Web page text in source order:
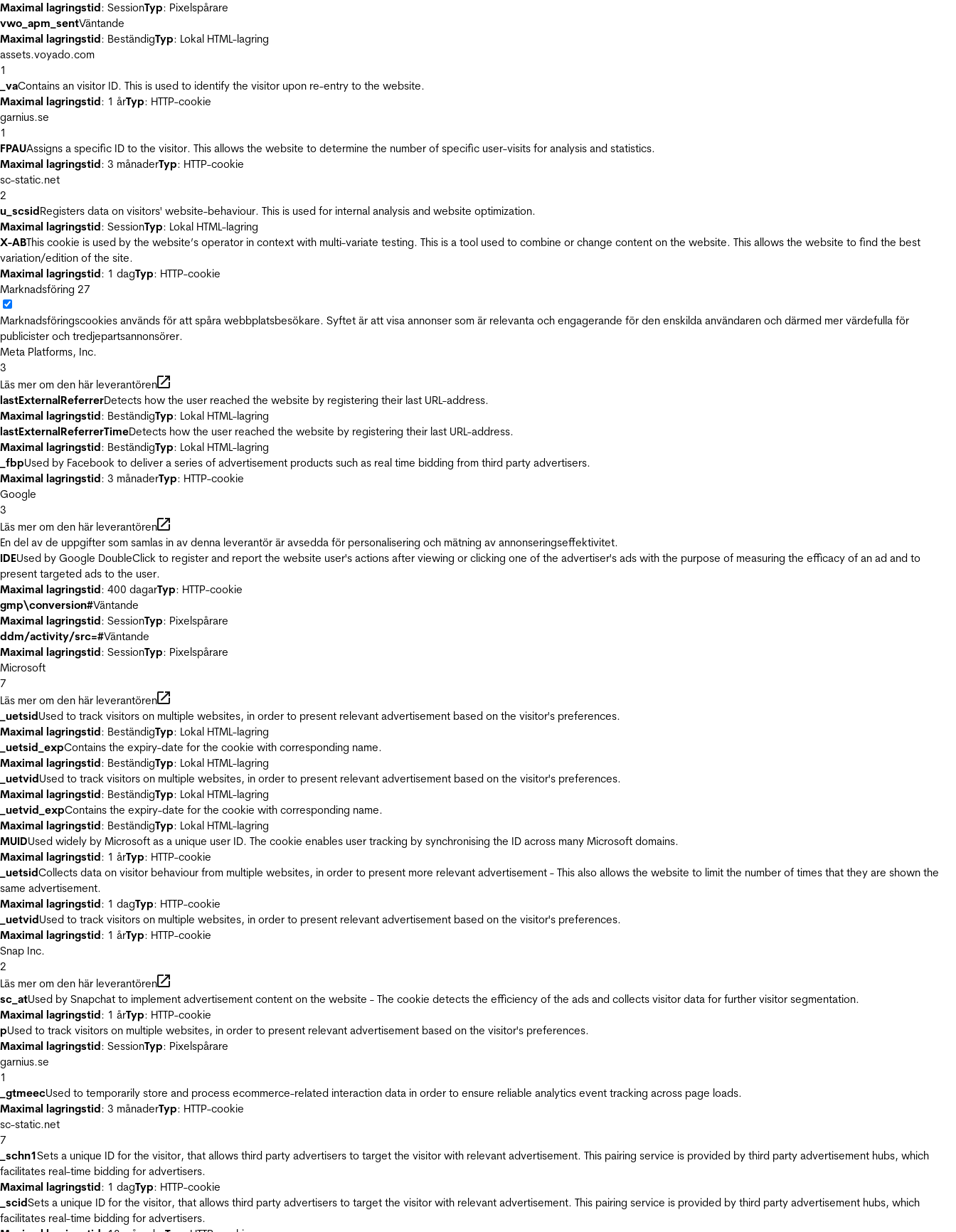
Maximal lagringstid: SessionTyp: Pixelspårare
vwo_apm_sentVäntande
Maximal lagringstid: BeständigTyp: Lokal HTML-lagring
assets.voyado.com
1
_vaContains an visitor ID. This is used to identify the visitor upon re-entry to the website.
Maximal lagringstid: 1 årTyp: HTTP-cookie
garnius.se
1
FPAUAssigns a specific ID to the visitor. This allows the website to determine the number of specific user-visits for analysis and statistics.
Maximal lagringstid: 3 månaderTyp: HTTP-cookie
sc-static.net
2
u_scsidRegisters data on visitors' website-behaviour. This is used for internal analysis and website optimization.
Maximal lagringstid: SessionTyp: Lokal HTML-lagring
X-ABThis cookie is used by the website’s operator in context with multi-variate testing. This is a tool used to combine or change content on the website. This allows the website to find the best
variation/edition of the site.
Maximal lagringstid: 1 dagTyp: HTTP-cookie
Marknadsföring 27
Marknadsföringscookies används för att spåra webbplatsbesökare. Syftet är att visa annonser som är relevanta och engagerande för den enskilda användaren och därmed mer värdefulla för
publicister och tredjepartsannonsörer.
Meta Platforms, Inc.
3
Läs mer om den här leverantören
lastExternalReferrerDetects how the user reached the website by registering their last URL-address.
Maximal lagringstid: BeständigTyp: Lokal HTML-lagring
lastExternalReferrerTimeDetects how the user reached the website by registering their last URL-address.
Maximal lagringstid: BeständigTyp: Lokal HTML-lagring
_fbpUsed by Facebook to deliver a series of advertisement products such as real time bidding from third party advertisers.
Maximal lagringstid: 3 månaderTyp: HTTP-cookie
Google
3
Läs mer om den här leverantören
En del av de uppgifter som samlas in av denna leverantör är avsedda för personalisering och mätning av annonseringseffektivitet.
IDEUsed by Google DoubleClick to register and report the website user's actions after viewing or clicking one of the advertiser's ads with the purpose of measuring the efficacy of an ad and to
present targeted ads to the user.
Maximal lagringstid: 400 dagarTyp: HTTP-cookie
gmp\conversion#Väntande
Maximal lagringstid: SessionTyp: Pixelspårare
ddm/activity/src=#Väntande
Maximal lagringstid: SessionTyp: Pixelspårare
Microsoft
7
Läs mer om den här leverantören
_uetsidUsed to track visitors on multiple websites, in order to present relevant advertisement based on the visitor's preferences.
Maximal lagringstid: BeständigTyp: Lokal HTML-lagring
_uetsid_expContains the expiry-date for the cookie with corresponding name.
Maximal lagringstid: BeständigTyp: Lokal HTML-lagring
_uetvidUsed to track visitors on multiple websites, in order to present relevant advertisement based on the visitor's preferences.
Maximal lagringstid: BeständigTyp: Lokal HTML-lagring
_uetvid_expContains the expiry-date for the cookie with corresponding name.
Maximal lagringstid: BeständigTyp: Lokal HTML-lagring
MUIDUsed widely by Microsoft as a unique user ID. The cookie enables user tracking by synchronising the ID across many Microsoft domains.
Maximal lagringstid: 1 årTyp: HTTP-cookie
_uetsidCollects data on visitor behaviour from multiple websites, in order to present more relevant advertisement - This also allows the website to limit the number of times that they are shown the
same advertisement.
Maximal lagringstid: 1 dagTyp: HTTP-cookie
_uetvidUsed to track visitors on multiple websites, in order to present relevant advertisement based on the visitor's preferences.
Maximal lagringstid: 1 årTyp: HTTP-cookie
Snap Inc.
2
Läs mer om den här leverantören
sc_atUsed by Snapchat to implement advertisement content on the website - The cookie detects the efficiency of the ads and collects visitor data for further visitor segmentation.
Maximal lagringstid: 1 årTyp: HTTP-cookie
pUsed to track visitors on multiple websites, in order to present relevant advertisement based on the visitor's preferences.
Maximal lagringstid: SessionTyp: Pixelspårare
garnius.se
1
_gtmeecUsed to temporarily store and process ecommerce-related interaction data in order to ensure reliable analytics event tracking across page loads.
Maximal lagringstid: 3 månaderTyp: HTTP-cookie
sc-static.net
7
_schn1Sets a unique ID for the visitor, that allows third party advertisers to target the visitor with relevant advertisement. This pairing service is provided by third party advertisement hubs, which
facilitates real-time bidding for advertisers.
Maximal lagringstid: 1 dagTyp: HTTP-cookie
_scidSets a unique ID for the visitor, that allows third party advertisers to target the visitor with relevant advertisement. This pairing service is provided by third party advertisement hubs, which
facilitates real-time bidding for advertisers.